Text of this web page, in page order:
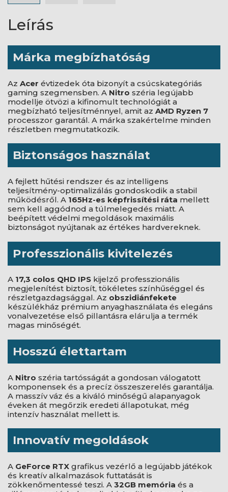
Leírás
Márka megbízhatóság
Az Acer évtizedek óta bizonyít a csúcskategóriás
gaming szegmensben. A Nitro széria legújabb
modellje ötvözi a kifinomult technológiát a
megbízható teljesítménnyel, amit az AMD Ryzen 7
processzor garantál. A márka szakértelme minden
részletben megmutatkozik.
Biztonságos használat
A fejlett hűtési rendszer és az intelligens
teljesítmény-optimalizálás gondoskodik a stabil
működésről. A 165Hz-es képfrissítési ráta mellett
sem kell aggódnod a túlmelegedés miatt. A
beépített védelmi megoldások maximális
biztonságot nyújtanak az értékes hardvereknek.
Professzionális kivitelezés
A 17,3 colos QHD IPS kijelző professzionális
megjelenítést biztosít, tökéletes színhűséggel és
részletgazdagsággal. Az obszidiánfekete
készülékház prémium anyaghasználata és elegáns
vonalvezetése első pillantásra elárulja a termék
magas minőségét.
Hosszú élettartam
A Nitro széria tartósságát a gondosan válogatott
komponensek és a precíz összeszerelés garantálja.
A masszív váz és a kiváló minőségű alapanyagok
éveken át megőrzik eredeti állapotukat, még
intenzív használat mellett is.
Innovatív megoldások
A GeForce RTX grafikus vezérlő a legújabb játékok
és kreatív alkalmazások futtatását is
zökkenőmentessé teszi. A 32GB memória és a